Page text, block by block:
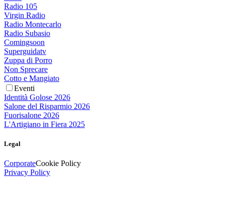
Radio 105
Virgin Radio
Radio Montecarlo
Radio Subasio
Comingsoon
Superguidatv
Zuppa di Porro
Non Sprecare
Cotto e Mangiato
Eventi
Identità Golose 2026
Salone del Risparmio 2026
Fuorisalone 2026
L'Artigiano in Fiera 2025
Legal
CorporateCookie Policy
Privacy Policy